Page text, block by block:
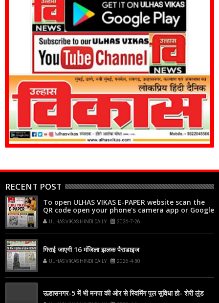
RECENT POST
To open ULHAS VIKAS E-PAPER website scan the
QR code open your phone's camera app or Google
Lens, point it at the code, and tap the web link
popup that appears on your screen
ULHAS VIKAS HINDI DAILY 2026-7-26
गिराई जाएगी 16 मंजिला झलक पैराडाइज
ULHAS VIKAS HINDI DAILY 2026-4-30
उल्हासनगर-5 में भी मनपा की ओर से स्विमिंग पुल सुविधा हो- शेरी लुंड